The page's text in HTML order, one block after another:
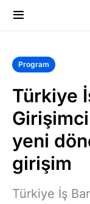
Program
Türkiye
yeni
girişim
Türkiye İş